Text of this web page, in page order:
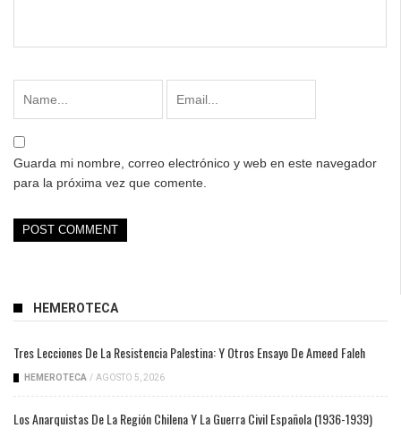
Guarda mi nombre, correo electrónico y web en este navegador
para la próxima vez que comente.
HEMEROTECA
Tres Lecciones De La Resistencia Palestina: Y Otros Ensayo De Ameed Faleh
HEMEROTECA / AGOSTO 5, 2026
Los Anarquistas De La Región Chilena Y La Guerra Civil Española (1936-1939)